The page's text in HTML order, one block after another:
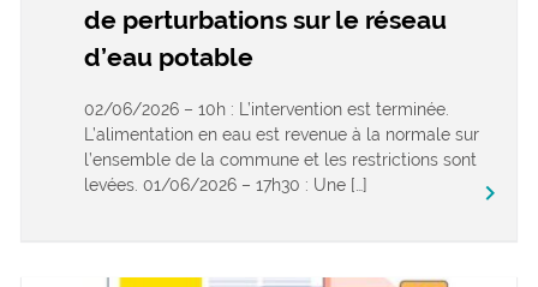
de perturbations sur le réseau
d’eau potable
02/06/2026 – 10h : L’intervention est terminée.
L’alimentation en eau est revenue à la normale sur
l’ensemble de la commune et les restrictions sont
levées. 01/06/2026 – 17h30 : Une […]
keyboard_arrow_right